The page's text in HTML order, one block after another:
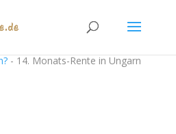
- 14. Monats-Rente in Ungarn